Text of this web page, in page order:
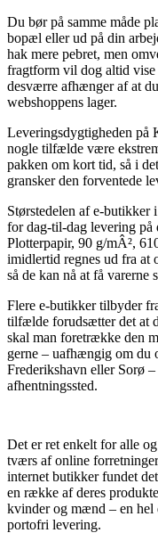
Du bør på samme måde
bopæl eller ud på din
hak mere pebret, men
fragtform vil dog altid vise
desværre afhænger af at
webshoppens lager.
Leveringsdygtigheden på
nogle tilfælde være
pakken om kort tid, så i
gransker den forventede
Størstedelen af e-butikker
for dag-til-dag levering på
Plotterpapir, 90 g/mÂ²,
imidlertid regnes ud fra at
så de kan nå at få varerne
Flere e-butikker tilbyder
tilfælde forudsætter det at
skal man foretrække den
gerne – uafhængig om du
Frederikshavn eller Sorø
afhentningssted.
Det er ret enkelt for alle
tværs af online
internet butikker fundet
en række af deres
kvinder og mænd – en hel
portofri levering.